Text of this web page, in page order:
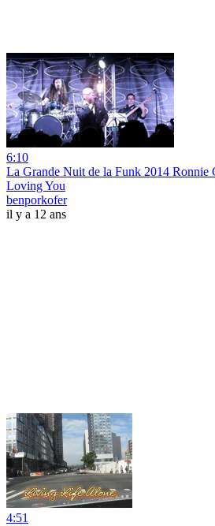
6:10
La Grande Nuit de la Funk 2014 Ronnie
Loving You
benporkofer
il y a 12 ans
4:51